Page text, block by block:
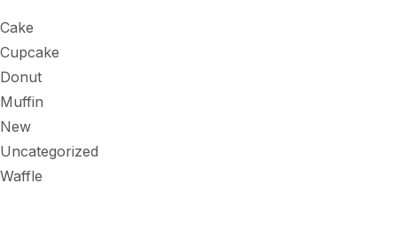
Cake
Cupcake
Donut
Muffin
New
Uncategorized
Waffle